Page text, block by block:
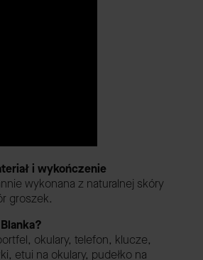
i wykończenie
wykonana z naturalnej skóry
groszek.
okulary, telefon, klucze,
etui na okulary, pudełko na